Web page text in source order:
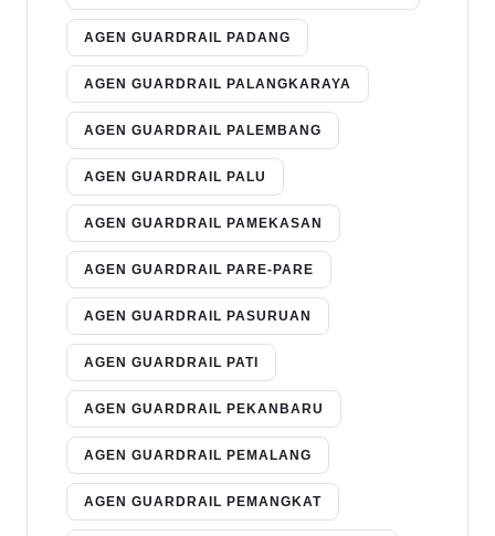
AGEN GUARDRAIL PADANG
AGEN GUARDRAIL PALANGKARAYA
AGEN GUARDRAIL PALEMBANG
AGEN GUARDRAIL PALU
AGEN GUARDRAIL PAMEKASAN
AGEN GUARDRAIL PARE-PARE
AGEN GUARDRAIL PASURUAN
AGEN GUARDRAIL PATI
AGEN GUARDRAIL PEKANBARU
AGEN GUARDRAIL PEMALANG
AGEN GUARDRAIL PEMANGKAT